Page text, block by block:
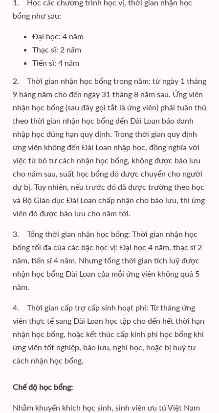
1. Học các chương trình học vị, thời gian nhận học
bổng như sau:
Đại học: 4 năm
Thạc sĩ: 2 năm
Tiến sĩ: 4 năm
2. Thời gian nhận học bổng trong năm: từ ngày 1 tháng
9 hàng năm cho đến ngày 31 tháng 8 năm sau. Ứng viên
nhận học bổng (sau đây gọi tắt là ứng viên) phải tuân thủ
theo thời gian nhận học bổng đến Đài Loan báo danh
nhập học đúng hạn quy định. Trong thời gian quy định
ứng viên không đến Đài Loan nhập học, đồng nghĩa với
việc từ bỏ tư cách nhận học bổng, không được bảo lưu
cho năm sau, suất học bổng đó được chuyển cho người
dự bị. Tuy nhiên, nếu trước đó đã được trường theo học
và Bộ Giáo dục Đài Loan chấp nhận cho bảo lưu, thì ứng
viên đó được bảo lưu cho năm tới.
3. Tổng thời gian nhận học bổng: Thời gian nhận học
bổng tối đa của các bậc học vị: Đại học 4 năm, thạc sĩ 2
năm, tiến sĩ 4 năm. Nhưng tổng thời gian tích luỹ được
nhận học bổng Đài Loan của mỗi ứng viên không quá 5
năm.
4. Thời gian cấp trợ cấp sinh hoạt phí: Từ tháng ứng
viên thực tế sang Đài Loan học tập cho đến hết thời hạn
nhận học bổng, hoặc kết thúc cấp kinh phí học bổng khi
ứng viên tốt nghiệp, bảo lưu, nghỉ học, hoặc bị huỷ tư
cách nhận học bổng.
Chế độ học bổng:
Nhằm khuyến khích học sinh, sinh viên ưu tú Việt Nam